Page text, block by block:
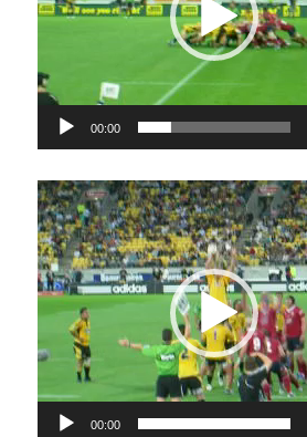
00:00
Video-
Player
00:00